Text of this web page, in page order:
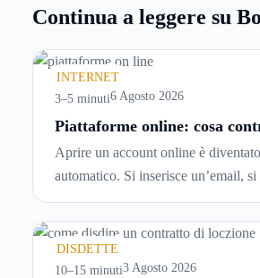
Continua a leggere su
INTERNET
3–5 minuti6 Agosto 2026
Piattaforme online: cosa
tempo reale
Aprire un account online è
automatico. Si inserisce un’email, si
password, si accetta una serie di
leggerle davvero. Tutto avviene in
spesso senza che ci si fermi a capire
entrando.
DISDETTE
10–15 minuti3 Agosto 2026